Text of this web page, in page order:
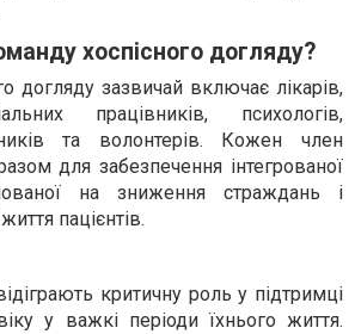
хоспісного догляду?
догляду зазвичай включає лікарів,
працівників, психологів,
та волонтерів. Кожен член
для забезпечення інтегрованої
на зниження страждань і
пацієнтів.
критичну роль у підтримці
у важкі періоди їхнього життя.